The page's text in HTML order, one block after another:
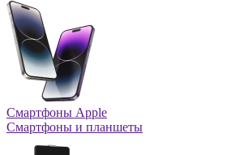
Смартфоны Apple
Смартфоны и планшеты